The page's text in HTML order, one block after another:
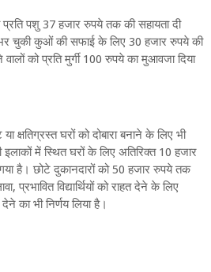
पशु 37 हजार रुपये तक की सहायता दी
चुकी कुओं की सफाई के लिए 30 हजार रुपये की
को प्रति मुर्गी 100 रुपये का मुआवजा दिया
क्षतिग्रस्त घरों को दोबारा बनाने के लिए भी
इलाकों में स्थित घरों के लिए अतिरिक्त 10 हजार
है। छोटे दुकानदारों को 50 हजार रुपये तक
प्रभावित विद्यार्थियों को राहत देने के लिए
का भी निर्णय लिया है।